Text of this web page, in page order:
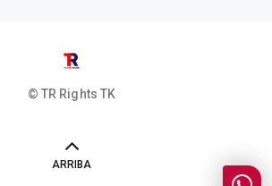
© TR RightsTK
ARRIBA